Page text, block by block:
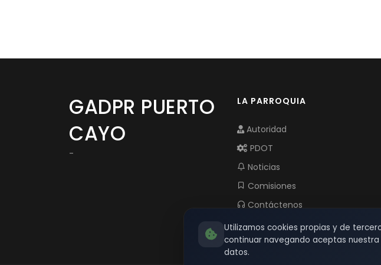
GADPR PUERTO
CAYO
-
LA PARROQUIA
Autoridad
PDOT
Noticias
Comisiones
Contáctenos
Utilizamos cookies propias y de
continuar navegando aceptas nuestra
datos.